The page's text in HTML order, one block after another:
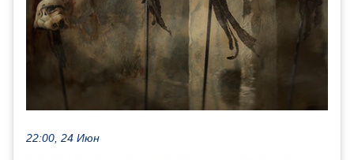
22:00, 24 Июн